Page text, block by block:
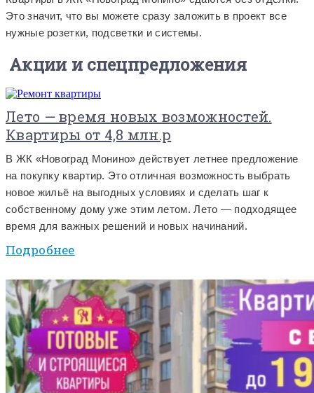
Это значит, что вы можете сразу заложить в проект все
нужные розетки, подсветки и системы.
Акции и спецпредложения
Лето — время новых возможностей.
Квартиры от 4,8 млн.р
В ЖК «Новоград Монино» действует летнее предложение
на покупку квартир. Это отличная возможность выбрать
новое жильё на выгодных условиях и сделать шаг к
собственному дому уже этим летом. Лето — подходящее
время для важных решений и новых начинаний.
Подробнее